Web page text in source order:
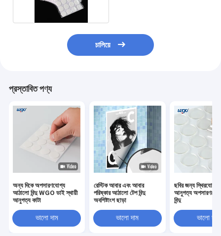
চালিয়ে
প্রস্তাবিত পণ্য
অন্য দিকে অপসারণযোগ্য
আঠালো বিন্দু WGO ডাই স্থায়ী
আনুগত্য কাটা
ভালো দাম
রেস্টিক আবার এবং আবার
পরিষ্কার আঠালো টেপ বিন্দু
অবশিষ্টাংশ ছাড়া
ভালো দাম
ছবির জন্য স্থিরযোগ্য
আনুগত্য অপসারণযোগ্য
বিন্দু
ভালো দাম